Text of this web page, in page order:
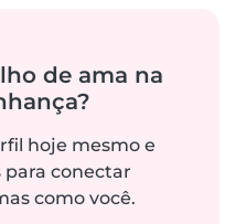
de ama na
hoje mesmo e
conectar
como você.